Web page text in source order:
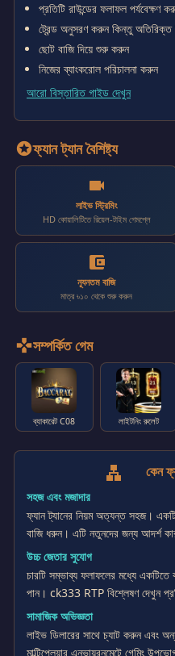
প্রতিটি রাউন্ডের ফলাফল পর্যবেক্ষণ
ট্রেন্ড অনুসরণ করুন কিন্তু অতিরিক্ত
ছোট বাজি দিয়ে শুরু করুন
নিজের ব্যাংকরোল পরিচালনা করুন
আরো বিস্তারিত গাইড দেখুন
starsফ্যান ট্যান বৈশিষ্ট্য
videocam
লাইভ স্ট্রিমিং
HD কোয়ালিটিতে রিয়েল-টাইম গেমপ্লে
account_balance_wallet
ন্যূনতম বাজি
মাত্র ৳১০ থেকে শুরু করুন
gamesসম্পর্কিত গেম
ব্যাকারেট C08 লাইটনিং রুলেট
why_lang কেন
সহজ এবং মজাদার
ফ্যান ট্যানের নিয়ম অত্যন্ত সহজ।
বাজি ধরুন। এটি নতুনদের জন্য আদর্শ
উচ্চ জেতার সুযোগ
চারটি সম্ভাব্য ফলাফলের মধ্যে
পান। ck333 RTP বিশ্লেষণ দেখুন
সামাজিক অভিজ্ঞতা
লাইভ ডিলারের সাথে চ্যাট করুন এবং
মাল্টিপ্লেয়ার এনভায়রনমেন্টে গেমিং